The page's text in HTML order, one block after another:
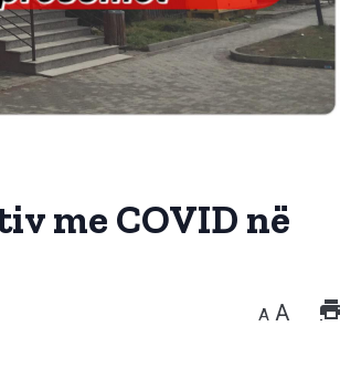
me COVID në
A A